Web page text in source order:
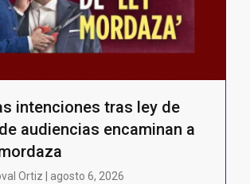
intenciones tras ley de
audiencias encaminan a
Ortiz | agosto 6, 2026